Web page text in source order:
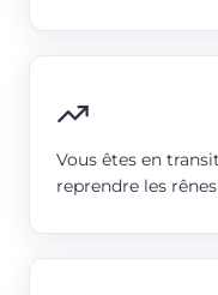
Vous êtes en
reprendre les